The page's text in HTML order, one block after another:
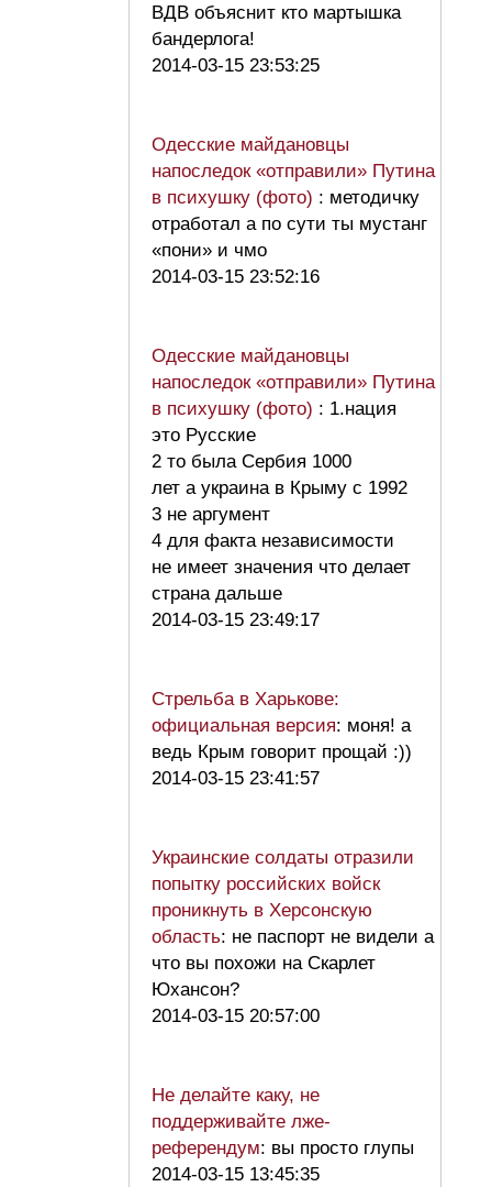
ВДВ объяснит кто мартышка
бандерлога!
2014-03-15 23:53:25
Одесские майдановцы
напоследок «отправили» Путина
в психушку (фото) : методичку
отработал а по сути ты мустанг
«пони» и чмо
2014-03-15 23:52:16
Одесские майдановцы
напоследок «отправили» Путина
в психушку (фото) : 1.нация
это Русские
2 то была Сербия 1000
лет а украина в Крыму с 1992
3 не аргумент
4 для факта независимости
не имеет значения что делает
страна дальше
2014-03-15 23:49:17
Стрельба в Харькове:
официальная версия: моня! а
ведь Крым говорит прощай :))
2014-03-15 23:41:57
Украинские солдаты отразили
попытку российских войск
проникнуть в Херсонскую
область: не паспорт не видели а
что вы похожи на Скарлет
Юхансон?
2014-03-15 20:57:00
Не делайте каку, не
поддерживайте лже-
референдум: вы просто глупы
2014-03-15 13:45:35